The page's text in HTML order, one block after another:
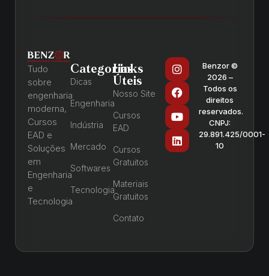
Tudo
sobre
engenharia
moderna,
Cursos
EAD e
Soluções
em
Engenharia
e
Tecnologia
Categorias
Dicas
Engenharia
Indústria
Mercado
Softwares
Tecnologia
Links
Úteis
Nosso Site
Cursos
EAD
Cursos
Gratuitos
Materiais
Gratuitos
Contato
Benzor ©
2026 –
Todos os
direitos
reservados.
CNPJ:
29.891.425/0001-
10